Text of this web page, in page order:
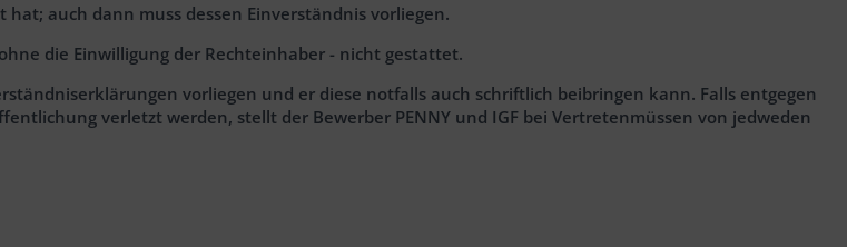
hat; auch dann muss dessen Einverständnis vorliegen.
die Einwilligung der Rechteinhaber - nicht gestattet.
vorliegen und er diese notfalls auch schriftlich beibringen kann. Falls entgegen
verletzt werden, stellt der Bewerber PENNY und IGF bei Vertretenmüssen von jedweden